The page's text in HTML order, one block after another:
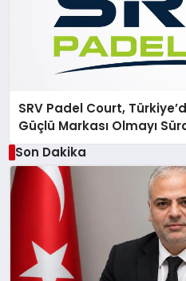
SRV Padel Court,
Güçlü Markası Olmayı
Son Dakika